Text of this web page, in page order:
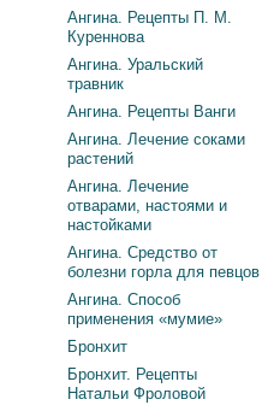
Ангина. Рецепты П. М.
Куреннова
Ангина. Уральский
травник
Ангина. Рецепты Ванги
Ангина. Лечение соками
растений
Ангина. Лечение
отварами, настоями и
настойками
Ангина. Средство от
болезни горла для певцов
Ангина. Способ
применения «мумие»
Бронхит
Бронхит. Рецепты
Натальи Фроловой